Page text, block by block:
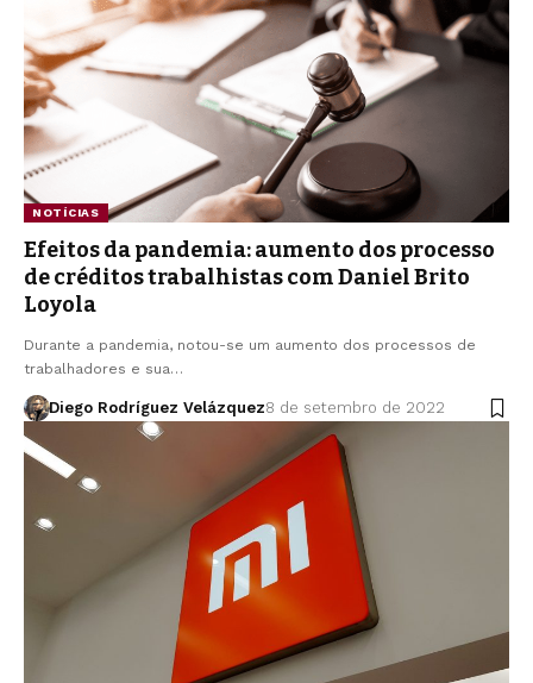
NOTÍCIAS
Efeitos da pandemia: aumento dos processo
de créditos trabalhistas com Daniel Brito
Loyola
Durante a pandemia, notou-se um aumento dos processos de
trabalhadores e sua…
Diego Rodríguez Velázquez8 de setembro de 2022